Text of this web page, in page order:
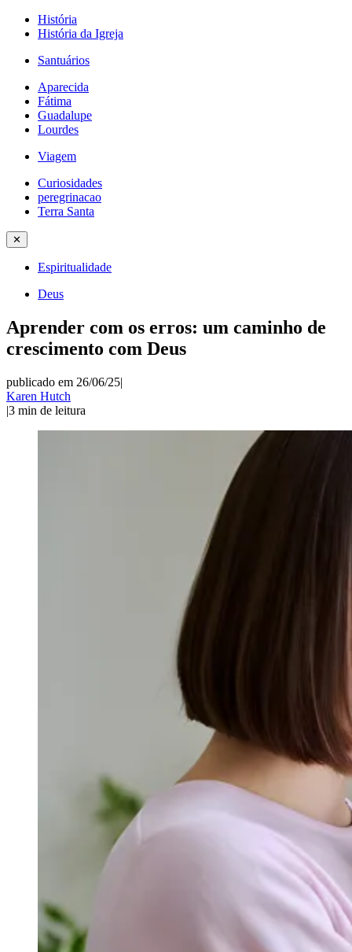
História
História da Igreja
Santuários
Aparecida
Fátima
Guadalupe
Lourdes
Viagem
Curiosidades
peregrinacao
Terra Santa
✕
Espiritualidade
Deus
Aprender com os erros: um caminho de
crescimento com Deus
publicado em 26/06/25|
Karen Hutch
|3 min de leitura